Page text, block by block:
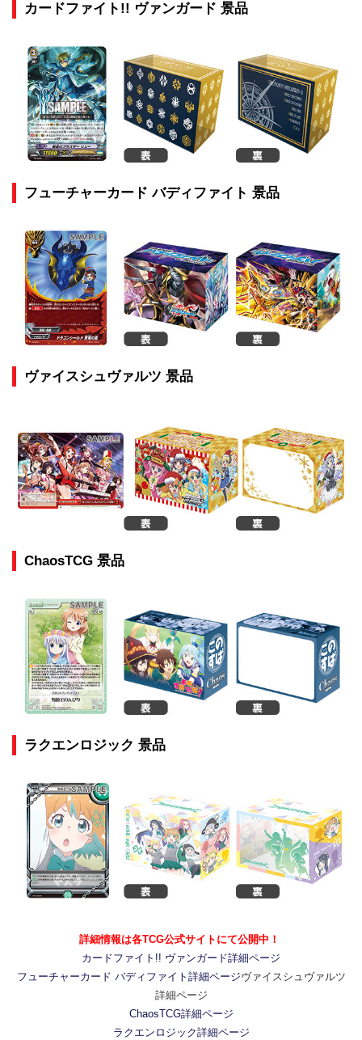
カードファイト!! ヴァンガード 景品
フューチャーカード バディファイト 景品
ヴァイスシュヴァルツ 景品
ChaosTCG 景品
ラクエンロジック 景品
詳細情報は各TCG公式サイトにて公開中！
カードファイト!! ヴァンガード詳細ページ
フューチャーカード バディファイト詳細ページヴァイスシュヴァルツ
詳細ページ
ChaosTCG詳細ページ
ラクエンロジック詳細ページ